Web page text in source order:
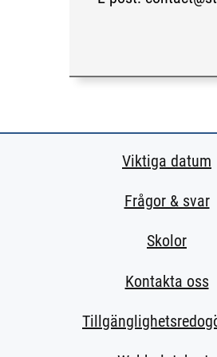
Viktiga datum
Frågor & svar
Skolor
Kontakta oss